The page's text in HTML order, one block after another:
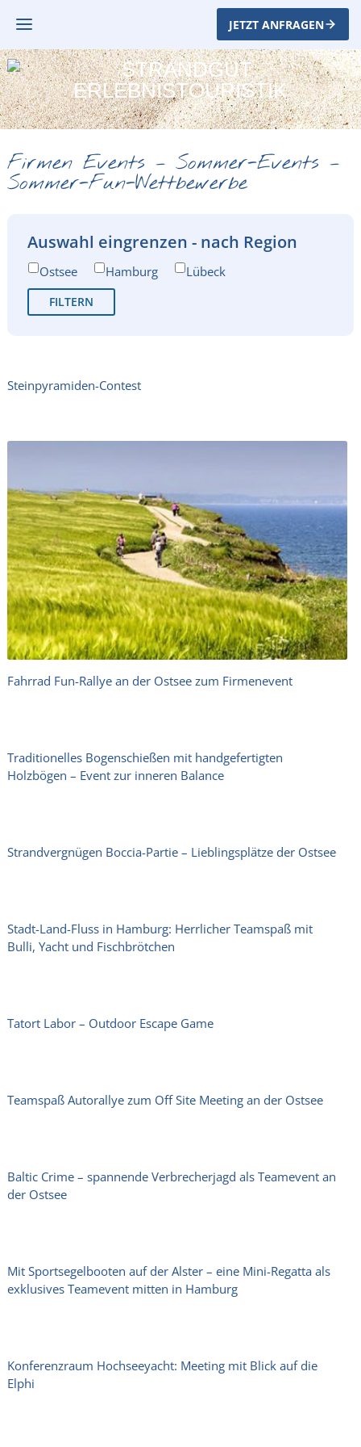
JETZT ANFRAGEN
Firmen Events – Sommer-Events –
Sommer-Fun-Wettbewerbe
Auswahl eingrenzen - nach Region
Ostsee Hamburg Lübeck
Steinpyramiden-Contest
Fahrrad Fun-Rallye an der Ostsee zum Firmenevent
Traditionelles Bogenschießen mit handgefertigten
Holzbögen – Event zur inneren Balance
Strandvergnügen Boccia-Partie – Lieblingsplätze der Ostsee
Stadt-Land-Fluss in Hamburg: Herrlicher Teamspaß mit
Bulli, Yacht und Fischbrötchen
Tatort Labor – Outdoor Escape Game
Teamspaß Autorallye zum Off Site Meeting an der Ostsee
Baltic Crime – spannende Verbrecherjagd als Teamevent an
der Ostsee
Mit Sportsegelbooten auf der Alster – eine Mini-Regatta als
exklusives Teamevent mitten in Hamburg
Konferenzraum Hochseeyacht: Meeting mit Blick auf die
Elphi